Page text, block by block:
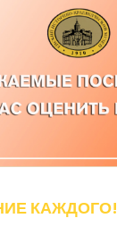
КАЖДОГО!